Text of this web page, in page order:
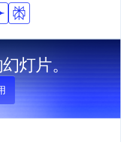
灯片。